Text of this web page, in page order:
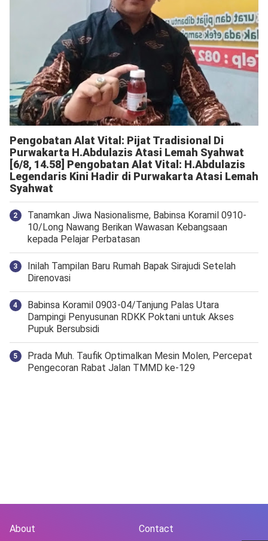
Pengobatan Alat Vital: Pijat Tradisional Di
Purwakarta H.Abdulazis Atasi Lemah Syahwat
[6/8, 14.58] Pengobatan Alat Vital: H.Abdulazis
Legendaris Kini Hadir di Purwakarta Atasi Lemah
Syahwat
Tanamkan Jiwa Nasionalisme, Babinsa Koramil 0910-
10/Long Nawang Berikan Wawasan Kebangsaan
kepada Pelajar Perbatasan
Inilah Tampilan Baru Rumah Bapak Sirajudi Setelah
Direnovasi
‎Babinsa Koramil 0903-04/Tanjung Palas Utara
Dampingi Penyusunan RDKK Poktani untuk Akses
Pupuk Bersubsidi
Prada Muh. Taufik Optimalkan Mesin Molen, Percepat
Pengecoran Rabat Jalan TMMD ke-129
About Contact